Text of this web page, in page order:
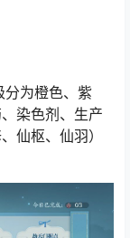
为橙色、紫
染色剂、生产
仙枢、仙羽）